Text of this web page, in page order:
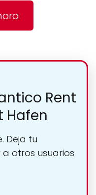
Rent
Hafen
Deja tu
otros usuarios